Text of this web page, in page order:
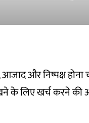
आजाद और निष्पक्ष होना
के लिए खर्च करने